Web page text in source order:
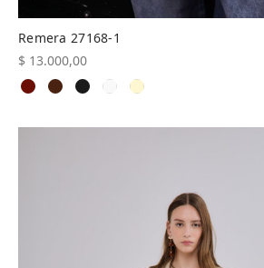
Remera 27168-1
$ 13.000,00